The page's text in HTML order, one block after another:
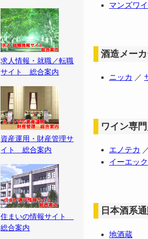
マンズワ
酒造メー
ニッカ ／
ワイン専
エノテカ
イーエッ
日本酒系
地酒蔵
求人情報・就職／転職
サイト 総合案内
資産運用・財産管理サ
イト 総合案内
住まいの情報サイト
総合案内